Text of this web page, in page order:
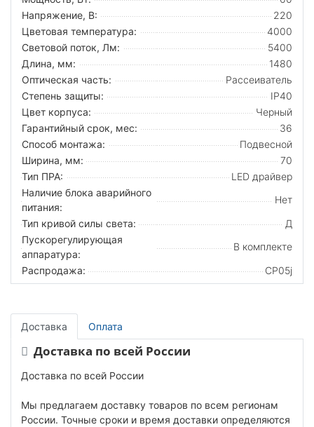
Напряжение, В:
220
Цветовая температура:
4000
Световой поток, Лм:
5400
Длина, мм:
1480
Оптическая часть:
Рассеиватель
Степень защиты:
IP40
Цвет корпуса:
Черный
Гарантийный срок, мес:
36
Способ монтажа:
Подвесной
Ширина, мм:
70
Тип ПРА:
LED драйвер
Наличие блока аварийного
питания:
Нет
Тип кривой силы света:
Д
Пускорегулирующая
аппаратура:
В комплекте
Распродажа:
CP05j
Доставка Оплата
Доставка по всей России
Доставка по всей России
Мы предлагаем доставку товаров по всем регионам
России. Точные сроки и время доставки определяются